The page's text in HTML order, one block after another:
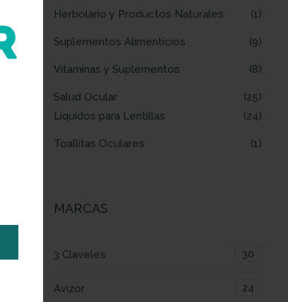
Herbolario y Productos Naturales
1
Suplementos Alimenticios 9
Vitaminas y Suplementos 8
Salud Ocular
25
Líquidos para Lentillas
24
Toallitas Oculares 1
MARCAS
3 Claveles 30
Avizor 24